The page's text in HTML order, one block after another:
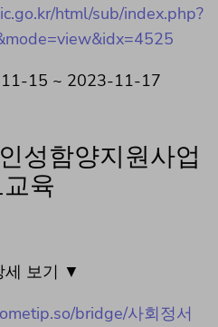
html/sub/index.php?
15 ~ 2023-11-17
성함양지원사업
육
세 보기 ▼
bridge/사회정서